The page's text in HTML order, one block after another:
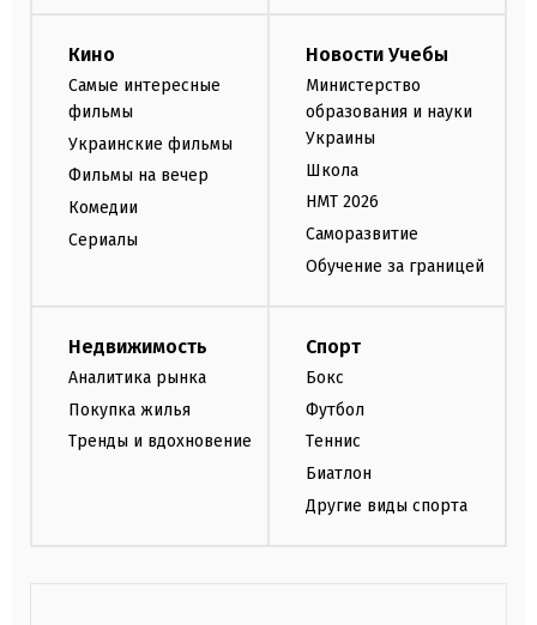
Кино
Самые интересные
фильмы
Украинские фильмы
Фильмы на вечер
Комедии
Сериалы
Новости Учебы
Министерство
образования и науки
Украины
Школа
НМТ 2026
Саморазвитие
Обучение за границей
Недвижимость
Аналитика рынка
Покупка жилья
Тренды и вдохновение
Спорт
Бокс
Футбол
Теннис
Биатлон
Другие виды спорта